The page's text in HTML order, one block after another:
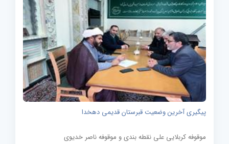
پیگیری آخرین وضعیت قبرستان قدیمی دهخدا
موقوفه کربلایی علی نقطه بندی و موقوفه ناصر خدیوی